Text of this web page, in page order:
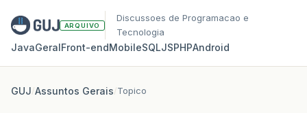
ARQUIVO
Discussoes de Programacao e
Tecnologia
JavaGeralFront‑endMobileSQLJSPHPAndroid
GUJ/Assuntos Gerais/Topico